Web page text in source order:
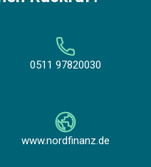
0511 97820030
www.nordfinanz.de